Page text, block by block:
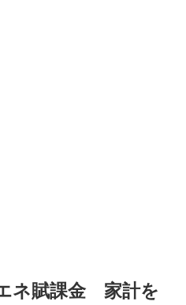
ネ賦課金 家計を